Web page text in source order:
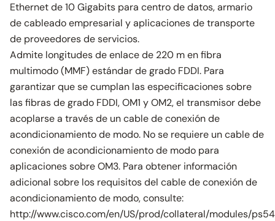
Ethernet de 10 Gigabits para centro de datos, armario
de cableado empresarial y aplicaciones de transporte
de proveedores de servicios.
Admite longitudes de enlace de 220 m en fibra
multimodo (MMF) estándar de grado FDDI. Para
garantizar que se cumplan las especificaciones sobre
las fibras de grado FDDI, OM1 y OM2, el transmisor debe
acoplarse a través de un cable de conexión de
acondicionamiento de modo. No se requiere un cable de
conexión de acondicionamiento de modo para
aplicaciones sobre OM3. Para obtener información
adicional sobre los requisitos del cable de conexión de
acondicionamiento de modo, consulte:
http://www.cisco.com/en/US/prod/collateral/modules/